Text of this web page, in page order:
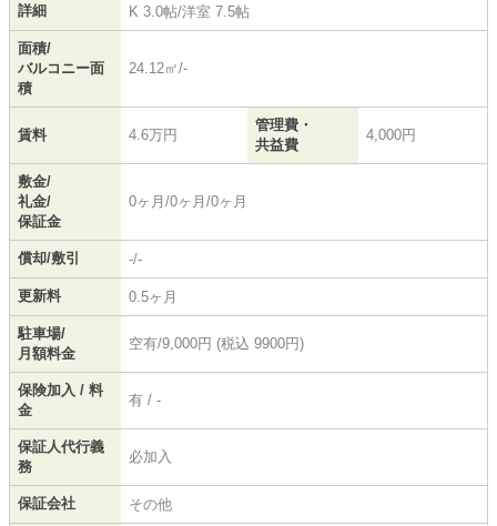
詳細
K 3.0帖/洋室 7.5帖
面積/
バルコニー面
積
24.12㎡/-
賃料 4.6万円
管理費・
共益費
4,000円
敷金/
礼金/
保証金
0ヶ月/0ヶ月/0ヶ月
償却/敷引 -/-
更新料 0.5ヶ月
駐車場/
月額料金
空有/9,000円 (税込 9900円)
保険加入 / 料
金
有 / -
保証人代行義
務
必加入
保証会社 その他